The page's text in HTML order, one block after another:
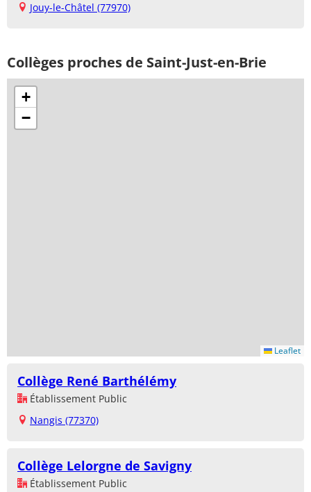
Jouy-le-Châtel (77970)
Collèges proches de Saint-Just-en-Brie
+
−
Leaflet
Collège René Barthélémy
Établissement Public
Nangis (77370)
Collège Lelorgne de Savigny
Établissement Public